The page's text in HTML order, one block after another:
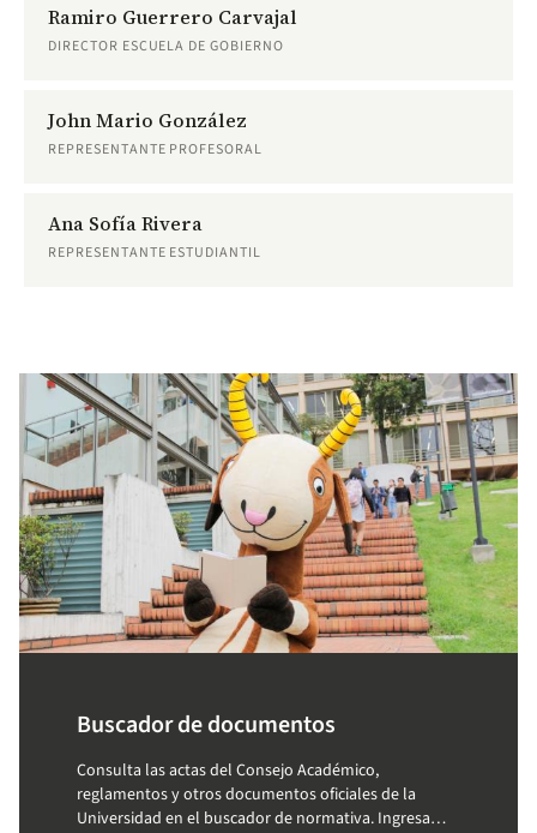
Ramiro Guerrero Carvajal
DIRECTOR ESCUELA DE GOBIERNO
John Mario González
REPRESENTANTE PROFESORAL
Ana Sofía Rivera
REPRESENTANTE ESTUDIANTIL
Buscador de documentos
Consulta las actas del Consejo Académico,
reglamentos y otros documentos oficiales de la
Universidad en el buscador de normativa. Ingresa